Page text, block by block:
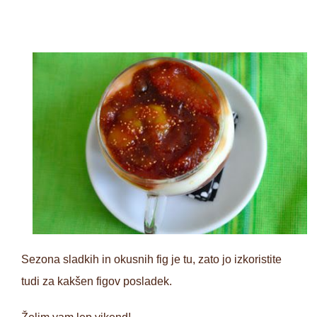
Sezona sladkih in okusnih fig je tu, zato jo izkoristite
tudi za kakšen figov posladek.